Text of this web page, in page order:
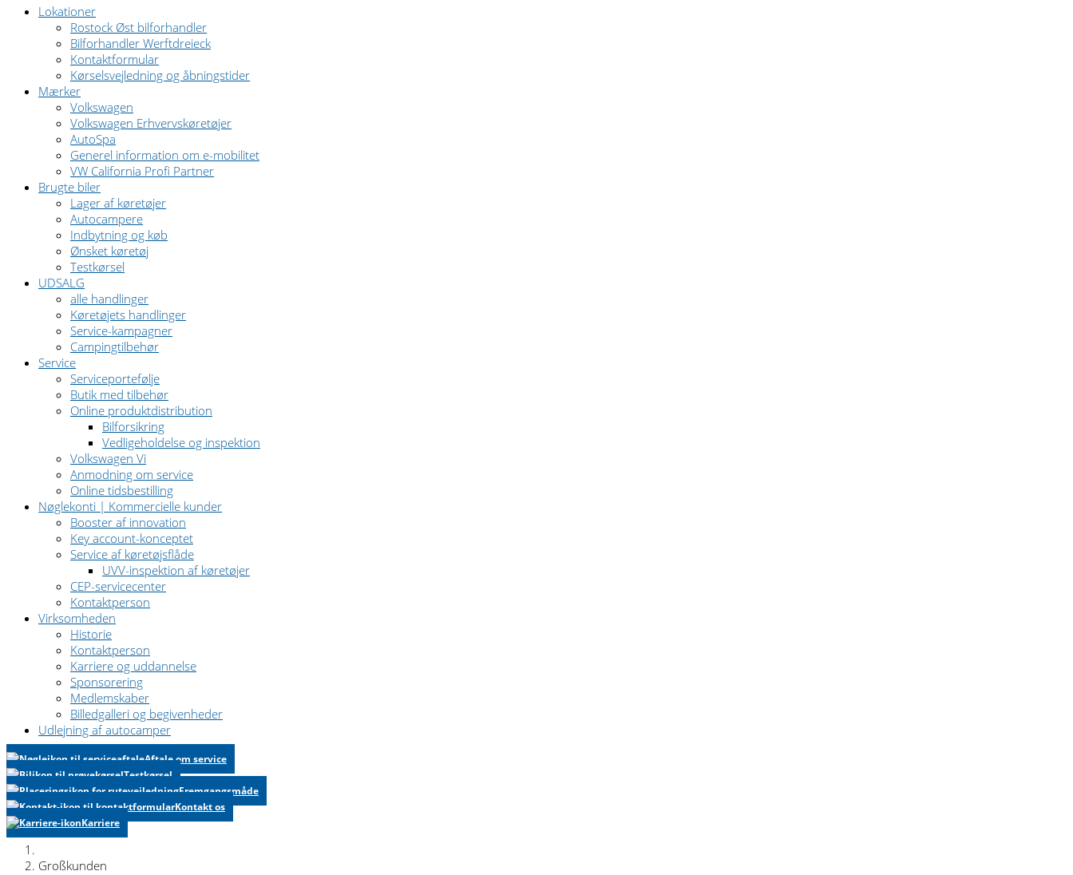
Lokationer
Rostock Øst bilforhandler
Bilforhandler Werftdreieck
Kontaktformular
Kørselsvejledning og åbningstider
Mærker
Volkswagen
Volkswagen Erhvervskøretøjer
AutoSpa
Generel information om e-mobilitet
VW California Profi Partner
Brugte biler
Lager af køretøjer
Autocampere
Indbytning og køb
Ønsket køretøj
Testkørsel
UDSALG
alle handlinger
Køretøjets handlinger
Service-kampagner
Campingtilbehør
Service
Serviceportefølje
Butik med tilbehør
Online produktdistribution
Bilforsikring
Vedligeholdelse og inspektion
Volkswagen Vi
Anmodning om service
Online tidsbestilling
Nøglekonti | Kommercielle kunder
Booster af innovation
Key account-konceptet
Service af køretøjsflåde
UVV-inspektion af køretøjer
CEP-servicecenter
Kontaktperson
Virksomheden
Historie
Kontaktperson
Karriere og uddannelse
Sponsorering
Medlemskaber
Billedgalleri og begivenheder
Udlejning af autocamper
Aftale om service
Testkørsel
Fremgangsmåde
Kontakt os
Karriere
Großkunden